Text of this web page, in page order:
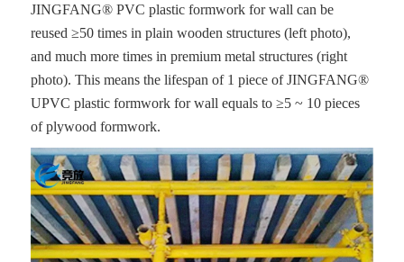
JINGFANG® PVC plastic formwork for wall can be
reused ≥50 times in plain wooden structures (left photo),
and much more times in premium metal structures (right
photo). This means the lifespan of 1 piece of JINGFANG®
UPVC plastic formwork for wall equals to ≥5 ~ 10 pieces
of plywood formwork.